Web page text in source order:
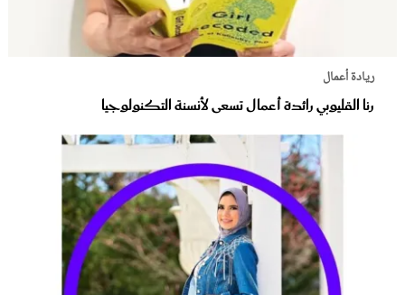
ريادة أعمال
رنا القليوبي رائدة أعمال تسعى لأنسنة التكنولوجيا